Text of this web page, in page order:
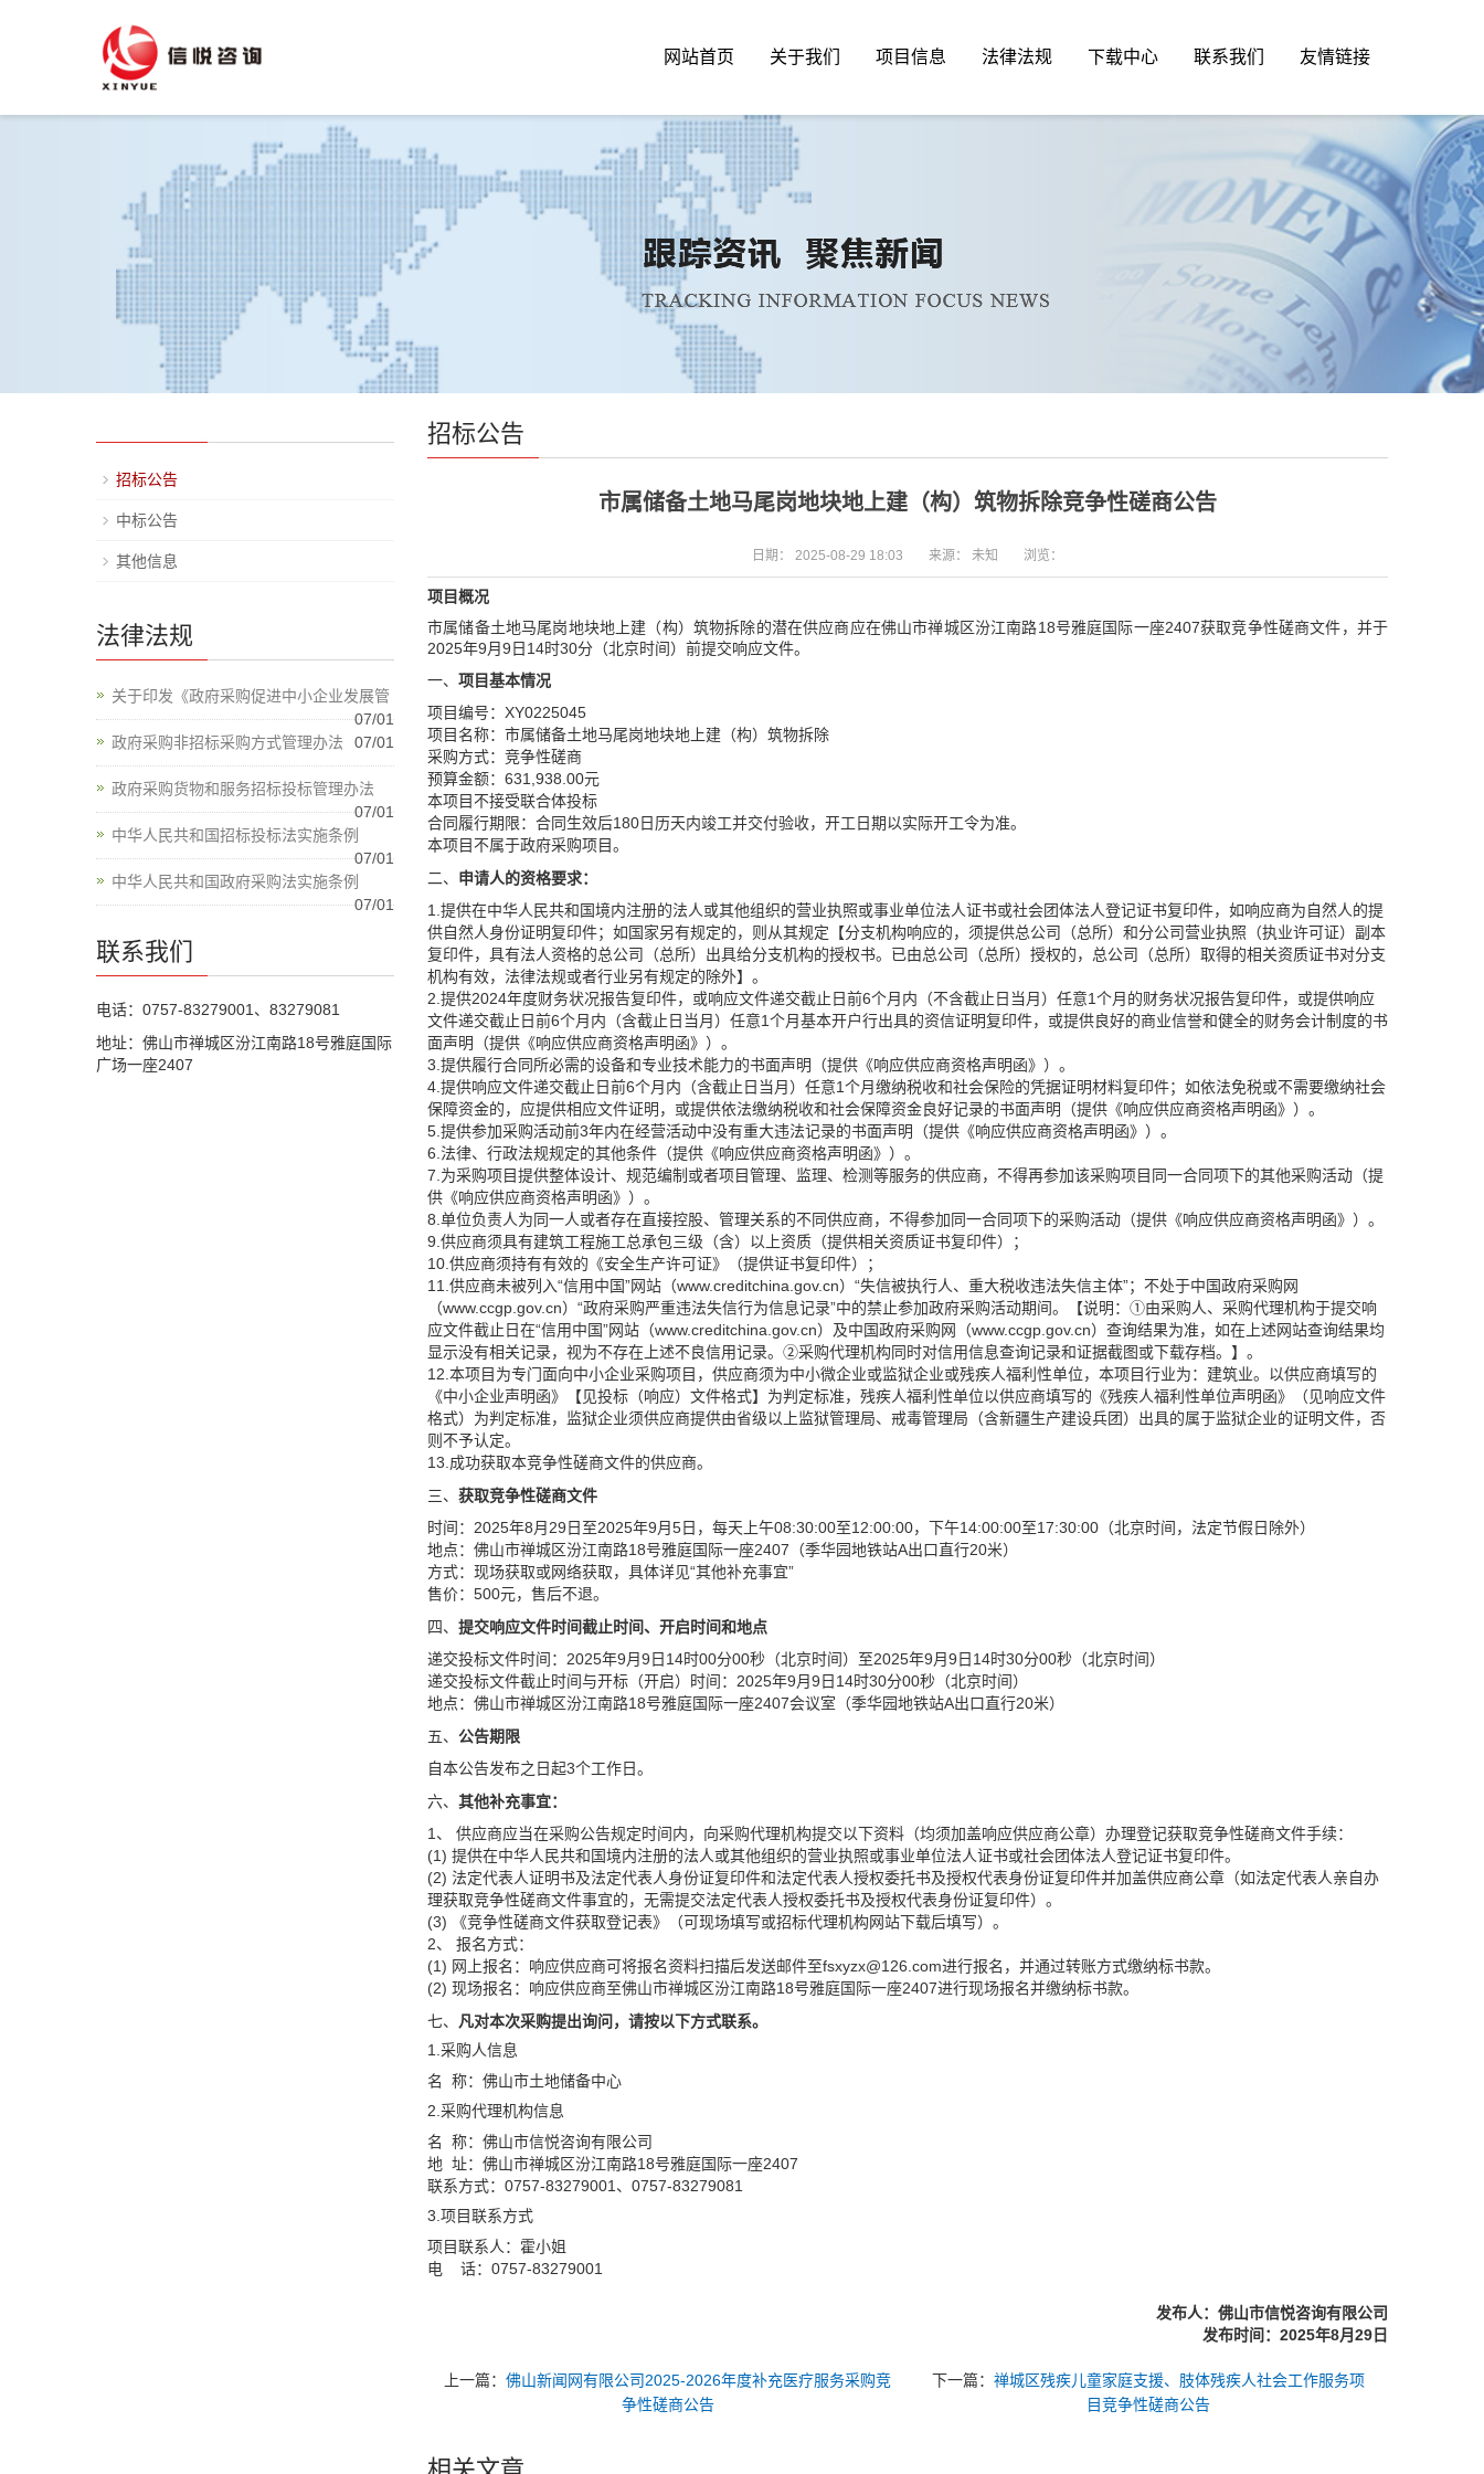
网站首页 关于我们 项目信息 法律法规 下载中心 联系我们 友情链接
招标公告
市属储备土地马尾岗地块地上建（构）筑物拆除竞争性磋商公告
日期： 2025-08-29 18:03 来源： 未知 浏览：
项目概况
市属储备土地马尾岗地块地上建（构）筑物拆除的潜在供应商应在佛山市禅城区汾江南路18号雅庭国际一座2407获取竞争性磋商文件，并于
2025年9月9日14时30分（北京时间）前提交响应文件。
一、 项目基本情况
项目编号：XY0225045
项目名称：市属储备土地马尾岗地块地上建（构）筑物拆除
采购方式：竞争性磋商
预算金额：631,938.00元
本项目不接受联合体投标
合同履行期限：合同生效后180日历天内竣工并交付验收，开工日期以实际开工令为准。
本项目不属于政府采购项目。
二、 申请人的资格要求：
1.提供在中华人民共和国境内注册的法人或其他组织的营业执照或事业单位法人证书或社会团体法人登记证书复印件，如响应商为自然人的提
供自然人身份证明复印件；如国家另有规定的，则从其规定【分支机构响应的，须提供总公司（总所）和分公司营业执照（执业许可证）副本
复印件，具有法人资格的总公司（总所）出具给分支机构的授权书。已由总公司（总所）授权的，总公司（总所）取得的相关资质证书对分支
机构有效，法律法规或者行业另有规定的除外】。
2.提供2024年度财务状况报告复印件，或响应文件递交截止日前6个月内（不含截止日当月）任意1个月的财务状况报告复印件，或提供响应
文件递交截止日前6个月内（含截止日当月）任意1个月基本开户行出具的资信证明复印件，或提供良好的商业信誉和健全的财务会计制度的书
面声明（提供《响应供应商资格声明函》）。
3.提供履行合同所必需的设备和专业技术能力的书面声明（提供《响应供应商资格声明函》）。
4.提供响应文件递交截止日前6个月内（含截止日当月）任意1个月缴纳税收和社会保险的凭据证明材料复印件；如依法免税或不需要缴纳社会
保障资金的，应提供相应文件证明，或提供依法缴纳税收和社会保障资金良好记录的书面声明（提供《响应供应商资格声明函》）。
5.提供参加采购活动前3年内在经营活动中没有重大违法记录的书面声明（提供《响应供应商资格声明函》）。
6.法律、行政法规规定的其他条件（提供《响应供应商资格声明函》）。
7.为采购项目提供整体设计、规范编制或者项目管理、监理、检测等服务的供应商，不得再参加该采购项目同一合同项下的其他采购活动（提
供《响应供应商资格声明函》）。
8.单位负责人为同一人或者存在直接控股、管理关系的不同供应商，不得参加同一合同项下的采购活动（提供《响应供应商资格声明函》）。
9.供应商须具有建筑工程施工总承包三级（含）以上资质（提供相关资质证书复印件）；
10.供应商须持有有效的《安全生产许可证》（提供证书复印件）；
11.供应商未被列入“信用中国”网站（www.creditchina.gov.cn）“失信被执行人、重大税收违法失信主体”；不处于中国政府采购网
（www.ccgp.gov.cn）“政府采购严重违法失信行为信息记录”中的禁止参加政府采购活动期间。【说明：①由采购人、采购代理机构于提交响
应文件截止日在“信用中国”网站（www.creditchina.gov.cn）及中国政府采购网（www.ccgp.gov.cn）查询结果为准，如在上述网站查询结果均
显示没有相关记录，视为不存在上述不良信用记录。②采购代理机构同时对信用信息查询记录和证据截图或下载存档。】。
12.本项目为专门面向中小企业采购项目，供应商须为中小微企业或监狱企业或残疾人福利性单位，本项目行业为：建筑业。以供应商填写的
《中小企业声明函》【见投标（响应）文件格式】为判定标准，残疾人福利性单位以供应商填写的《残疾人福利性单位声明函》（见响应文件
格式）为判定标准，监狱企业须供应商提供由省级以上监狱管理局、戒毒管理局（含新疆生产建设兵团）出具的属于监狱企业的证明文件，否
则不予认定。
13.成功获取本竞争性磋商文件的供应商。
三、 获取竞争性磋商文件
时间：2025年8月29日至2025年9月5日，每天上午08:30:00至12:00:00，下午14:00:00至17:30:00（北京时间，法定节假日除外）
地点：佛山市禅城区汾江南路18号雅庭国际一座2407（季华园地铁站A出口直行20米）
方式：现场获取或网络获取，具体详见“其他补充事宜”
售价：500元，售后不退。
四、 提交响应文件时间截止时间、开启时间和地点
递交投标文件时间：2025年9月9日14时00分00秒（北京时间）至2025年9月9日14时30分00秒（北京时间）
递交投标文件截止时间与开标（开启）时间：2025年9月9日14时30分00秒（北京时间）
地点：佛山市禅城区汾江南路18号雅庭国际一座2407会议室（季华园地铁站A出口直行20米）
五、 公告期限
自本公告发布之日起3个工作日。
六、 其他补充事宜：
1、 供应商应当在采购公告规定时间内，向采购代理机构提交以下资料（均须加盖响应供应商公章）办理登记获取竞争性磋商文件手续：
(1) 提供在中华人民共和国境内注册的法人或其他组织的营业执照或事业单位法人证书或社会团体法人登记证书复印件。
(2) 法定代表人证明书及法定代表人身份证复印件和法定代表人授权委托书及授权代表身份证复印件并加盖供应商公章（如法定代表人亲自办
理获取竞争性磋商文件事宜的，无需提交法定代表人授权委托书及授权代表身份证复印件）。
(3) 《竞争性磋商文件获取登记表》（可现场填写或招标代理机构网站下载后填写）。
2、 报名方式：
(1) 网上报名：响应供应商可将报名资料扫描后发送邮件至fsxyzx@126.com进行报名，并通过转账方式缴纳标书款。
(2) 现场报名：响应供应商至佛山市禅城区汾江南路18号雅庭国际一座2407进行现场报名并缴纳标书款。
七、
凡对本次采购提出询问，请按以下方式联系。
1.采购人信息
名 称：佛山市土地储备中心
2.采购代理机构信息
名 称：佛山市信悦咨询有限公司
地 址：佛山市禅城区汾江南路18号雅庭国际一座2407
联系方式：0757-83279001、0757-83279081
3.项目联系方式
项目联系人：霍小姐
电 话：0757-83279001
发布人：佛山市信悦咨询有限公司
发布时间： 2025年8月29 日
上一篇： 佛山新闻网有限公司2025-2026年度补充医疗服务采购竞
争性磋商公告
下一篇： 禅城区残疾儿童家庭支援、肢体残疾人社会工作服务项
目竞争性磋商公告
招标公告
中标公告
其他信息
法律法规
关于印发《政府采购促进中小企业发展管
07/01
政府采购非招标采购方式管理办法
07/01
政府采购货物和服务招标投标管理办法
07/01
中华人民共和国招标投标法实施条例
07/01
中华人民共和国政府采购法实施条例
07/01
联系我们
电话：0757-83279001、83279081
地址：佛山市禅城区汾江南路18号雅庭国际
广场一座2407